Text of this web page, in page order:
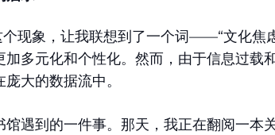
个现象，让我联想到了一个词——“文化焦
多元化和个性化。然而，由于信息过载
大的数据流中。
遇到的一件事。那天，我正在翻阅一本